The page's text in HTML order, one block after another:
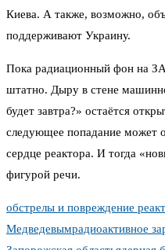
Киева. А также, возможно,
поддерживают Украину.
Пока радиационный фон на
штатно. Дыру в стене
будет завтра?» остаётся
следующее попадание может
сердце реактора. И тогда
фигурой речи.
обстрелы и повреждение
Медведевымрадиоактивное